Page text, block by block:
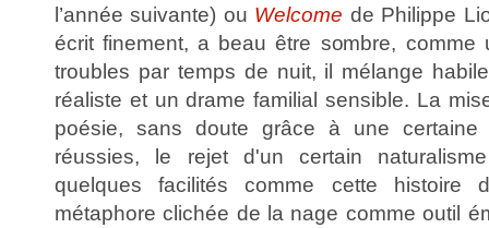
l’année suivante) ou Welcome de Philippe
écrit finement, a beau être sombre, comme
troubles par temps de nuit, il mélange
réaliste et un drame familial sensible. La
poésie, sans doute grâce à une certaine
réussies, le rejet d'un certain
quelques facilités comme cette histoire
métaphore clichée de la nage comme outil